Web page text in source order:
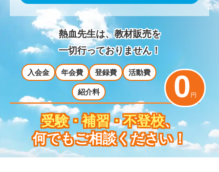
熱血先生は、教材販売を
一切行っておりません！
入会金 年会費 登録費 活動費
紹介料 0 円
受験・補習・不登校、
何でもご相談ください！